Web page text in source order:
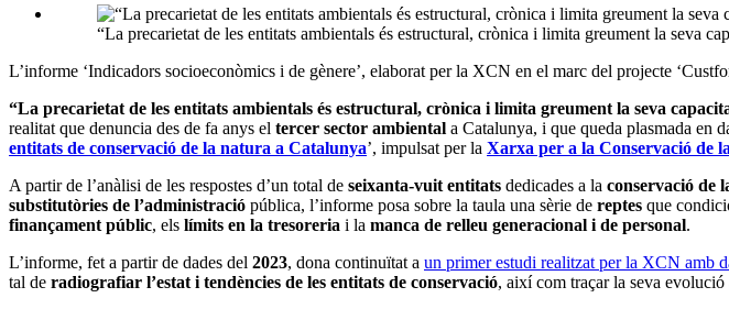
“La precarietat de les entitats ambientals és estructural, crònica i limita greument la seva
L’informe ‘Indicadors socioeconòmics i de gènere’, elaborat per la XCN en el marc del projecte
“La precarietat de les entitats ambientals és estructural, crònica i limita greument la seva
realitat que denuncia des de fa anys el tercer sector ambiental a Catalunya, i que queda plasmada en
entitats de conservació de la natura a Catalunya’, impulsat per la Xarxa per a la Conservació de
A partir de l’anàlisi de les respostes d’un total de seixanta-vuit entitats dedicades a la conservació de
substitutòries de l’administració pública, l’informe posa sobre la taula una sèrie de reptes que
finançament públic, els límits en la tresoreria i la manca de relleu generacional i de personal.
L’informe, fet a partir de dades del 2023, dona continuïtat a un primer estudi realitzat per la XCN amb
tal de radiografiar l’estat i tendències de les entitats de conservació, així com traçar la seva evolució